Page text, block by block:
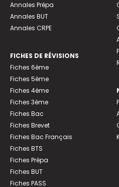
Annales Prépa
Annales BUT
Annales CRPE
FICHES DE RÉVISIONS
Fiches 6ème
Fiches 5ème
Fiches 4ème
Fiches 3ème
Fiches Bac
Fiches Brevet
Fiches Bac Français
Fiches BTS
Fiches Prépa
Fiches BUT
Fiches PASS